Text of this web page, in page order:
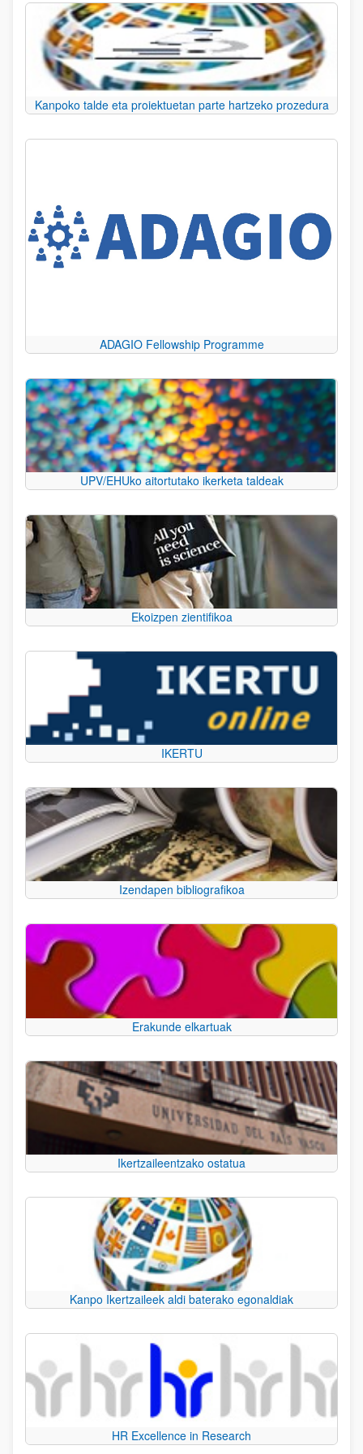
Kanpoko talde eta proiektuetan parte hartzeko prozedura
ADAGIO Fellowship Programme
UPV/EHUko aitortutako ikerketa taldeak
Ekoizpen zientifikoa
IKERTU
Izendapen bibliografikoa
Erakunde elkartuak
Ikertzaileentzako ostatua
Kanpo Ikertzaileek aldi baterako egonaldiak
HR Excellence in Research